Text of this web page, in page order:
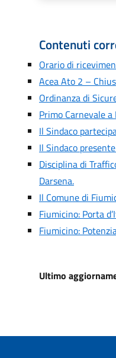
Contenuti
Orario di
Acea Ato 2 –
Ordinanza di
Primo Carnevale
Il Sindaco
Il Sindaco
Disciplina di
Darsena.
Il Comune di
Fiumicino: Porta
Fiumicino:
Ultimo